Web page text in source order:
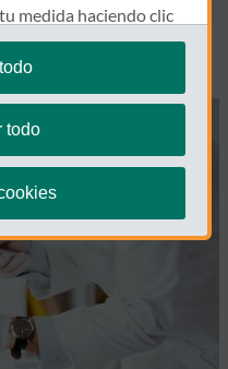
Share
medida haciendo clic
tus ajustes de
en la sección
todo